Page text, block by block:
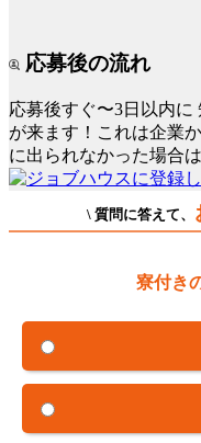
応募後の流れ
応募後すぐ〜3日以内に
が来ます！これは企業
に出られなかった場合は
\ 質問に答えて、
寮付き